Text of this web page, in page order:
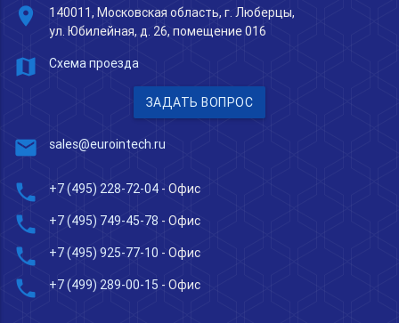
place
140011, Московская область, г. Люберцы,
ул. Юбилейная, д. 26, помещение 016
map Схема проезда
ЗАДАТЬ ВОПРОС
mail sales@eurointech.ru
phone +7 (495) 228-72-04 - Офис
phone +7 (495) 749-45-78 - Офис
phone +7 (495) 925-77-10 - Офис
phone +7 (499) 289-00-15 - Офис